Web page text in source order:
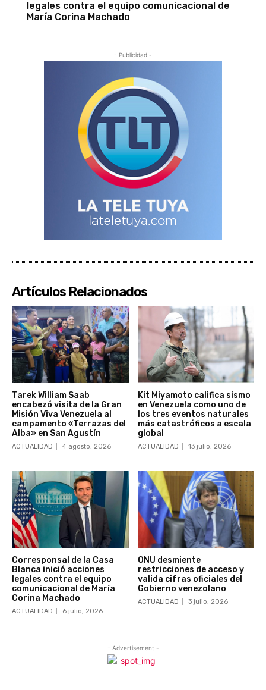
legales contra el equipo comunicacional de
María Corina Machado
- Publicidad -
Artículos Relacionados
Tarek William Saab
encabezó visita de la Gran
Misión Viva Venezuela al
campamento «Terrazas del
Alba» en San Agustín
ACTUALIDAD 4 agosto, 2026
Kit Miyamoto califica sismo
en Venezuela como uno de
los tres eventos naturales
más catastróficos a escala
global
ACTUALIDAD 13 julio, 2026
Corresponsal de la Casa
Blanca inició acciones
legales contra el equipo
comunicacional de María
Corina Machado
ACTUALIDAD 6 julio, 2026
ONU desmiente
restricciones de acceso y
valida cifras oficiales del
Gobierno venezolano
ACTUALIDAD 3 julio, 2026
- Advertisement -